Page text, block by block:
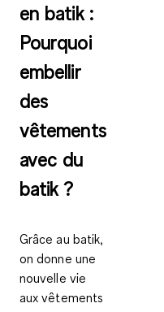
en batik :
Pourquoi
embellir
des
vêtements
avec du
batik ?
Grâce au batik,
on donne une
nouvelle vie
aux vêtements